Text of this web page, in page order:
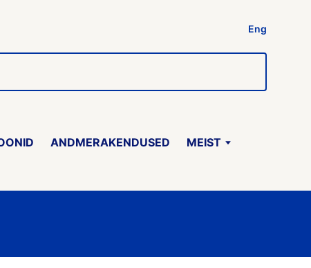
Eng
ANDMERAKENDUSED MEIST